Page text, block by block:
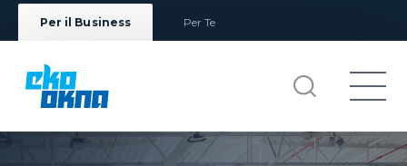
Per il Business Per Te